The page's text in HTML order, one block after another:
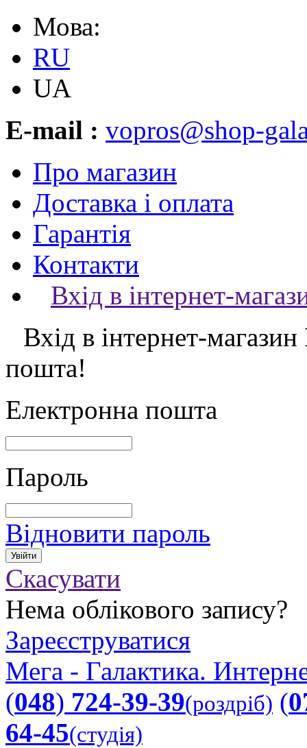
Мова:
RU
UA
E-mail : vopros@shop-
Про магазин
Доставка і оплата
Гарантія
Контакти
Вхід в інтернет-
Вхід в інтернет-магазин
пошта!
Електронна пошта
Пароль
Відновити пароль
Скасувати
Нема облікового запису?
Зареєструватися
Мега - Галактика.
(048) 724-39-39(роздріб) (
64-45(студія)